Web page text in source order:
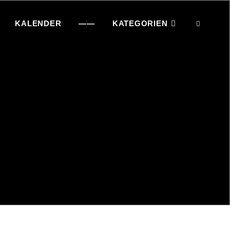
KALENDER —— KATEGORIEN